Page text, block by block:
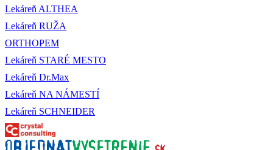
Lekáreň ALTHEA
Lekáreň RUŽA
ORTHOPEM
Lekáreň STARÉ MESTO
Lekáreň Dr.Max
Lekáreň NA NÁMESTÍ
Lekáreň SCHNEIDER